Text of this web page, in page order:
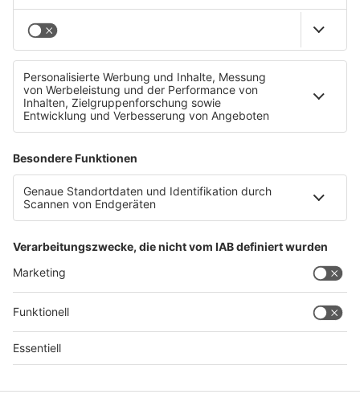
Trotz Teuerung: Kurzurlaub und Wellness boomen
Datenschutz